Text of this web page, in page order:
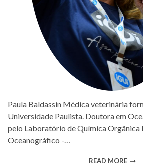
Paula Baldassin Médica veterinária
Universidade Paulista. Doutora em
pelo Laboratório de Química Orgânica
Oceanográfico -…
READ MORE